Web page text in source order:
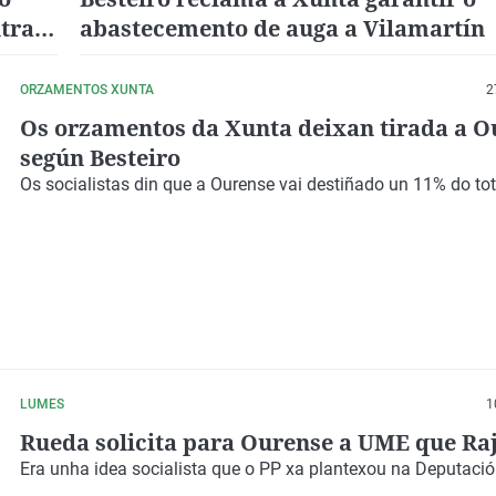
abastecemento de auga a Vilamartín
ORZAMENTOS XUNTA
Os orzamentos da Xunta deixan tirada a
según Besteiro
Os socialistas din que a Ourense vai destiñado un 11% do
LUMES
Rueda solicita para Ourense a UME que
Era unha idea socialista que o PP xa plantexou na